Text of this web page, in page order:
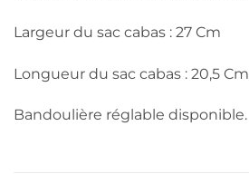
Largeur du sac cabas : 27 Cm
Longueur du sac cabas : 20,5 Cm
Bandoulière réglable disponible.